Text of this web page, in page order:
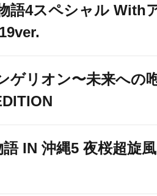
語4スペシャル With
ゲリオン〜未来への
IN 沖縄5 夜桜超旋